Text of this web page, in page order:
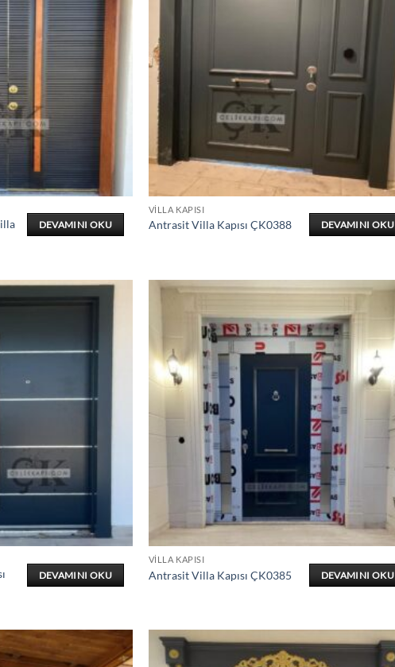
DEVAMINI OKU
VILLA KAPISI
Antrasit Villa Kapısı ÇK0388 DEVAMINI OKU
DEVAMINI OKU
VILLA KAPISI
Antrasit Villa Kapısı ÇK0385 DEVAMINI OKU